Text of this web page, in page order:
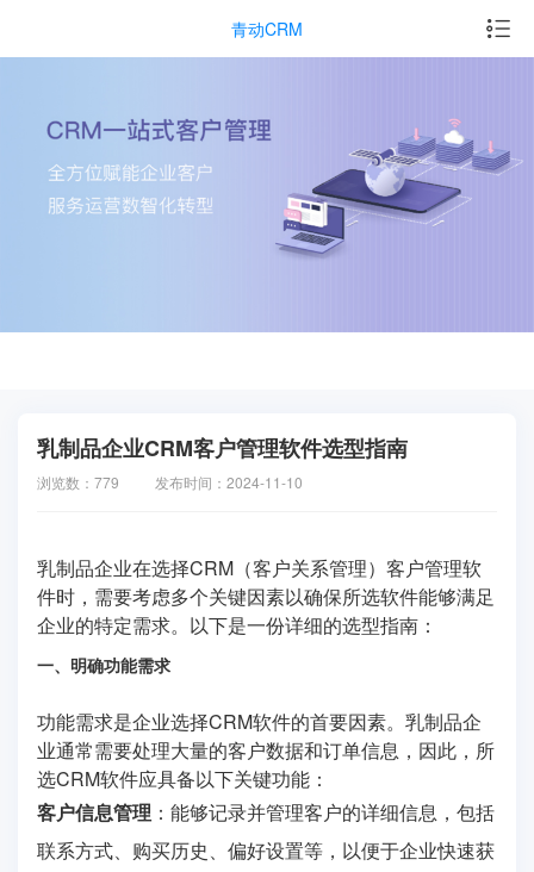
青动CRM
乳制品企业CRM客户管理软件选型指南
浏览数：779 发布时间：2024-11-10
乳制品企业在选择CRM（客户关系管理）客户管理软
件时，需要考虑多个关键因素以确保所选软件能够满足
企业的特定需求。以下是一份详细的选型指南：
一、明确功能需求
功能需求是企业选择CRM软件的首要因素。乳制品企
业通常需要处理大量的客户数据和订单信息，因此，所
选CRM软件应具备以下关键功能：
客户信息管理 ：能够记录并管理客户的详细信息，包括
联系方式、购买历史、偏好设置等，以便于企业快速获